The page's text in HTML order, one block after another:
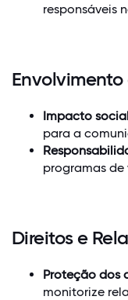
responsáveis
Impacto
para a
programas
Direitos e
Proteção dos
monitorize